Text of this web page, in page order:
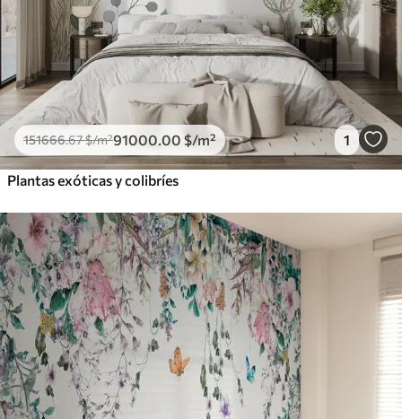
151666.67$/m²91000 .00 $/m² 1
Plantas exóticas y colibríes